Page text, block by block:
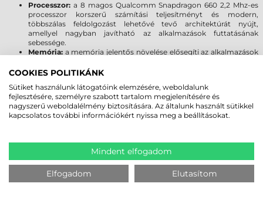
Processzor: a 8 magos Qualcomm Snapdragon 660 2,2 Mhz-es
processzor korszerű számítási teljesítményt és modern,
többszálas feldolgozást lehetővé tevő architektúrát nyújt,
amellyel nagyban javítható az alkalmazások futtatásának
sebessége.
Memória: a memória jelentős növelése elősegíti az alkalmazások
adatoknak, programoknak. Az MC9200-hoz képest
emelkedett a háttértárként szolgáló flash memória mérete, ami
Micro SD kártyával 128 GB-tal bővíthető.
Kijelző:A Zebra MC9300 az MC9200 3,7” képátlójú rezisztív VGA
kijelzőjéhez képest nagyobb méretű és felbontású, kapacitív 4,3”
a szkenner ablak tartósságát, továbbá meggátolja a karcolások
kialakulását. A sérülésekre gyakorlatilag érzéketlen üveg törés
vagy karcolódás nélkül ellenáll a leggyakoribb leejtéseknek.
Akkumulátor:A 7000 mAh PowerPrecision+ akkumulátor a
kategória legnagyobb kapacitásával és kiemelkedő üzemidővel
COOKIES POLITIKÁNK
Sütiket használunk látogatóink elemzésére, weboldalunk
fejlesztésére, személyre szabott tartalom megjelenítésére és
nagyszerű weboldalélmény biztosítására. Az általunk használt sütikkel
kapcsolatos további információkért nyissa meg a beállításokat.
Mindent elfogadom
Elfogadom Elutasítom